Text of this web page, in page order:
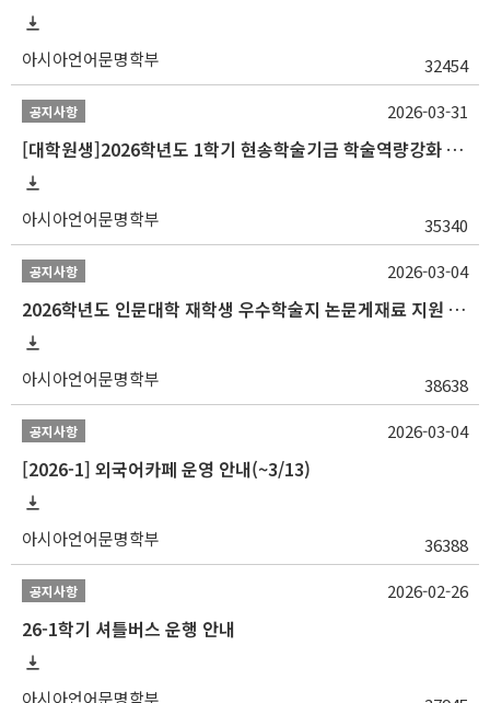
아시아언어문명학부 32454
공지사항
[대학원생]2026학년도 1학기 현송학술기금 학술역량강화 사업 안내
아시아언어문명학부 35340
2026-03-31
공지사항
2026학년도 인문대학 재학생 우수학술지 논문게재료 지원 안내
아시아언어문명학부 38638
2026-03-04
공지사항
[2026-1] 외국어카페 운영 안내(~3/13)
아시아언어문명학부 36388
2026-03-04
공지사항
26-1학기 셔틀버스 운행 안내
아시아언어문명학부
2026-02-26